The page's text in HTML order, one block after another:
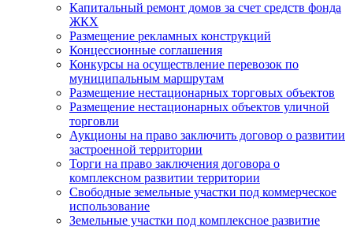
Капитальный ремонт домов за счет средств фонда
ЖКХ
Размещение рекламных конструкций
Концессионные соглашения
Конкурсы на осуществление перевозок по
муниципальным маршрутам
Размещение нестационарных торговых объектов
Размещение нестационарных объектов уличной
торговли
Аукционы на право заключить договор о развитии
застроенной территории
Торги на право заключения договора о
комплексном развитии территории
Свободные земельные участки под коммерческое
использование
Земельные участки под комплексное развитие